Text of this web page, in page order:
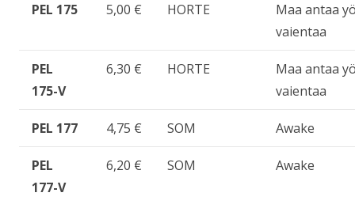
PEL 175 5,00 € HORTE
Maa antaa
vaientaa
PEL
175-V
6,30 € HORTE
Maa antaa
vaientaa
PEL 177 4,75 € SOM Awake
PEL
177-V
6,20 € SOM Awake